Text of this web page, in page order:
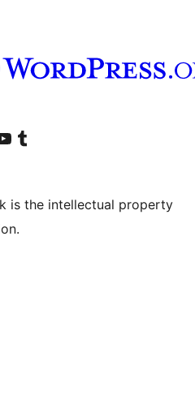
accountTikTok paskyroje
our YouTube channel
Apsilankykite mūsų Tumblr paskyroje
is the intellectual property